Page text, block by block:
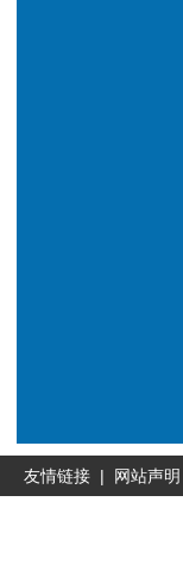
友情链接 | 网站声明